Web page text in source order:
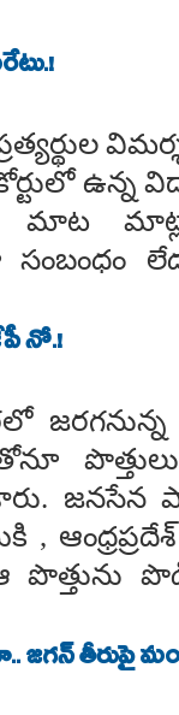
ఉన్న
మాట
నో.!
పొత్తులు
జనసేన
,
జగన్ తీరుపై